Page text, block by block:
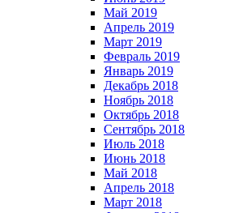
Май 2019
Апрель 2019
Март 2019
Февраль 2019
Январь 2019
Декабрь 2018
Ноябрь 2018
Октябрь 2018
Сентябрь 2018
Июль 2018
Июнь 2018
Май 2018
Апрель 2018
Март 2018